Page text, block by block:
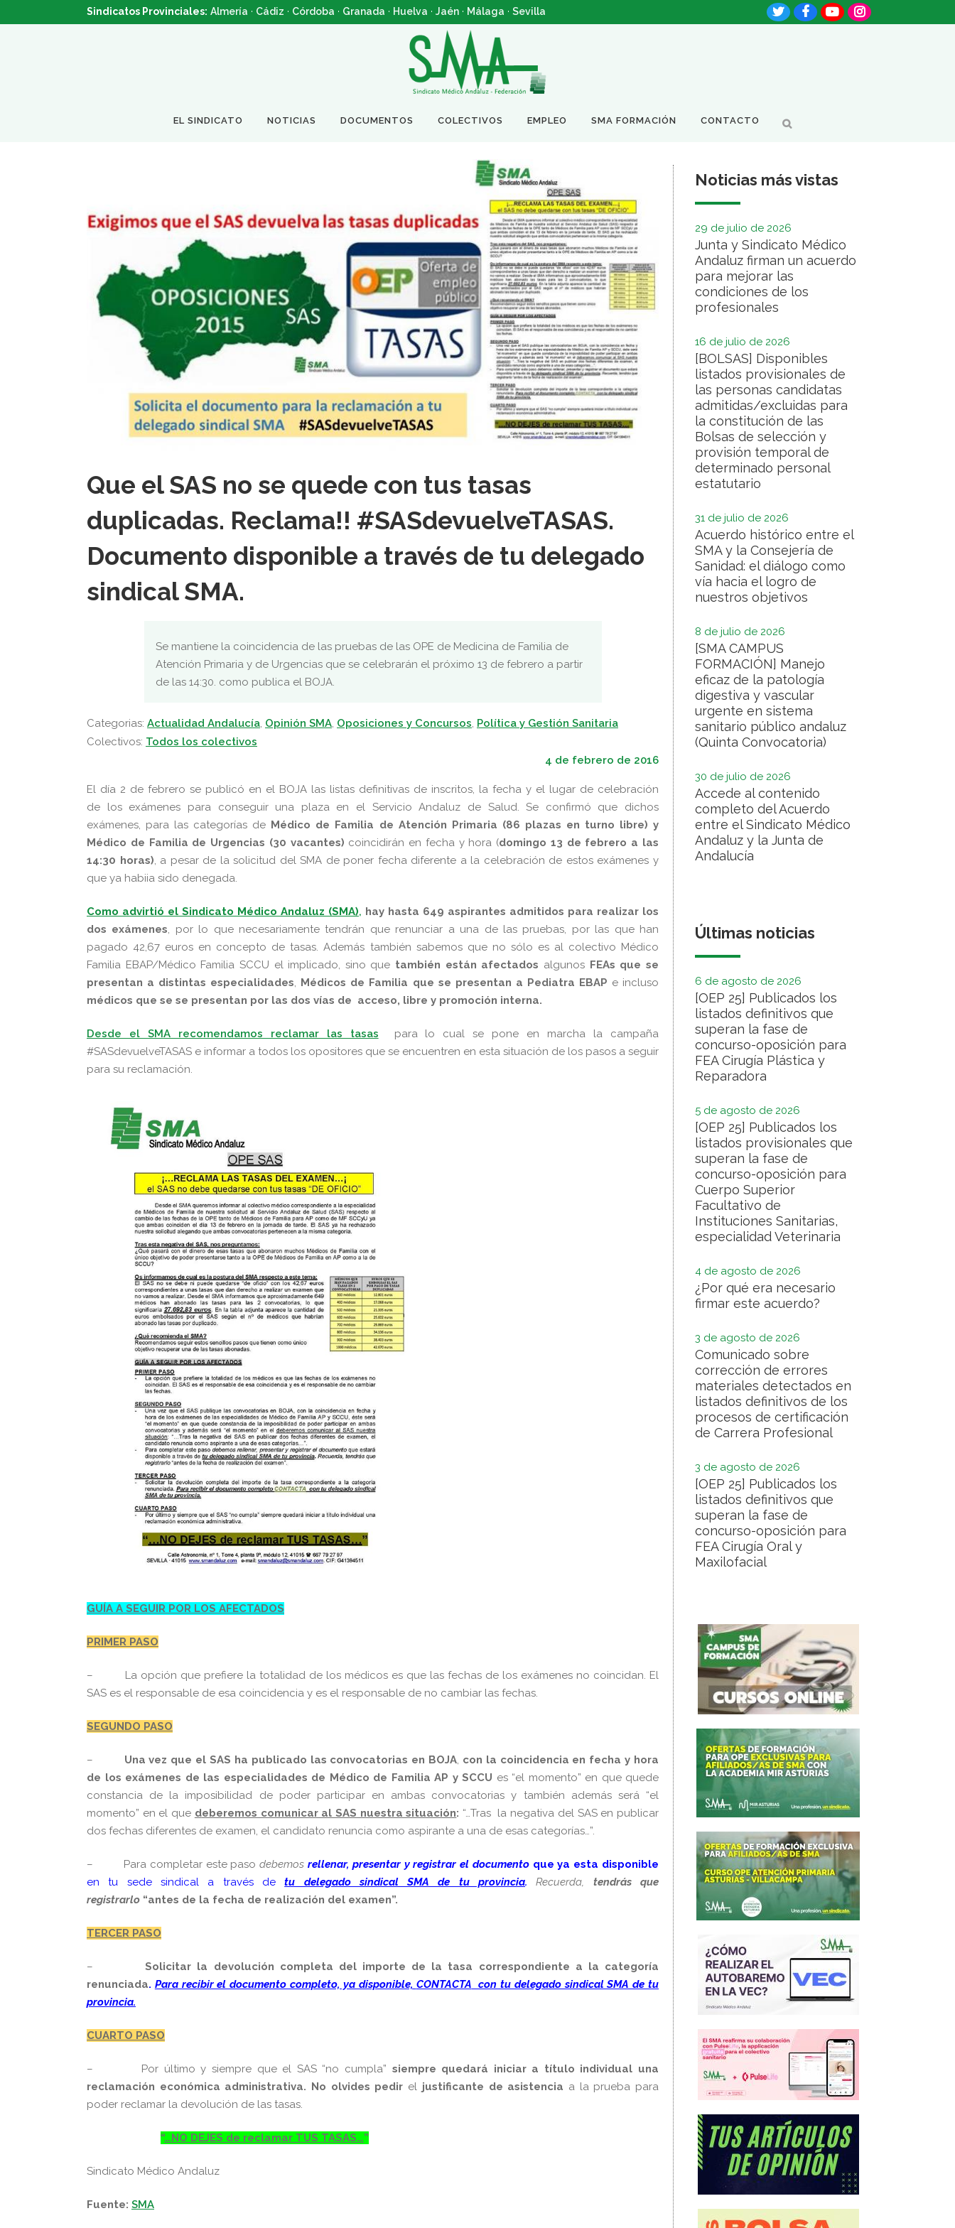
Sindicatos Provinciales: Almería · Cádiz · Córdoba · Granada · Huelva · Jaén · Málaga · Sevilla
EL SINDICATO NOTICIAS DOCUMENTOS COLECTIVOS EMPLEO SMA FORMACIÓN CONTACTO
Que el SAS no se quede con tus tasas
duplicadas. Reclama!! #SASdevuelveTASAS.
Documento disponible a través de tu delegado
sindical SMA.
Se mantiene la coincidencia de las pruebas de las OPE de Medicina de Familia de
Atención Primaria y de Urgencias que se celebrarán el próximo 13 de febrero a partir
de las 14:30. como publica el BOJA.
Categorias: Actualidad Andalucía Opinión SMA Oposiciones y Concursos Política y Gestión Sanitaria
Colectivos: Todos los colectivos
4 de febrero de 2016
El día 2 de febrero se publicó en el BOJA las listas definitivas de inscritos, la fecha y el lugar de celebración
de los exámenes para conseguir una plaza en el Servicio Andaluz de Salud. Se confirmó que dichos
exámenes, para las categorías de Médico de Familia de Atención Primaria (86 plazas en turno libre) y
Médico de Familia de Urgencias (30 vacantes) coincidirán en fecha y hora (domingo 13 de febrero a las
14:30 horas) , a pesar de la solicitud del SMA de poner fecha diferente a la celebración de estos exámenes y
que ya habiia sido denegada.
Como advirtió el Sindicato Médico Andaluz (SMA), hay hasta 649 aspirantes admitidos para realizar los
dos exámenes , por lo que necesariamente tendrán que renunciar a una de las pruebas, por las que han
pagado 42,67 euros en concepto de tasas. Además también sabemos que no sólo es al colectivo Médico
Familia EBAP/Médico Familia SCCU el implicado, sino que también están afectados algunos FEAs que se
presentan a distintas especialidades
Médicos de Familia que se presentan a Pediatra EBAP e incluso
médicos que se se presentan por las dos vías de acceso, libre y promoción interna.
Desde el SMA recomendamos reclamar las tasas para lo cual se pone en marcha la campaña
#SASdevuelveTASAS e informar a todos los opositores que se encuentren en esta situación de los pasos a seguir
para su reclamación.
GUÍA A SEGUIR POR LOS AFECTADOS
PRIMER PASO
–
La opción que prefiere la totalidad de los médicos es que las fechas de los exámenes no coincidan. El
SAS es el responsable de esa coincidencia y es el responsable de no cambiar las fechas.
SEGUNDO PASO
– Una vez que el SAS ha publicado las convocatorias en BOJA, con la coincidencia en fecha y hora
de los exámenes de las especialidades de Médico de Familia AP y SCCU es “el momento” en que quede
constancia de la imposibilidad de poder participar en ambas convocatorias y también además será “el
momento” en el que deberemos comunicar al SAS nuestra situación: “…Tras la negativa del SAS en publicar
dos fechas diferentes de examen, el candidato renuncia como aspirante a una de esas categorías…”.
– Para completar este pasodebemos rellenar, presentar y registrar el documento que ya esta disponible
en tu sede sindical a través detu delegado sindical SMA de tu provincia. Recuerda, tendrás que
registrarlo “antes de la fecha de realización del examen”.
TERCER PASO
–
Solicitar la devolución completa del importe de la tasa correspondiente a la categoría
renunciada. Para recibir el documento completo, ya disponible, CONTACTA con tu delegado sindical SMA de tu
provincia.
CUARTO PASO
– Por último y siempre que el SAS “no cumpla” siempre quedará iniciar a título individual una
reclamación económica administrativa. No olvides pedir el justificante de asistencia a la prueba para
poder reclamar la devolución de las tasas.
“…NO DEJES de reclamar TUS TASAS…”
Sindicato Médico Andaluz
Fuente: SMA
Noticias más vistas
29 de julio de 2026
Junta y Sindicato Médico
Andaluz firman un acuerdo
para mejorar las
condiciones de los
profesionales
16 de julio de 2026
[BOLSAS] Disponibles
listados provisionales de
las personas candidatas
admitidas/excluidas para
la constitución de las
Bolsas de selección y
provisión temporal de
determinado personal
estatutario
31 de julio de 2026
Acuerdo histórico entre el
SMA y la Consejería de
Sanidad: el diálogo como
vía hacia el logro de
nuestros objetivos
8 de julio de 2026
[SMA CAMPUS
FORMACIÓN] Manejo
eficaz de la patología
digestiva y vascular
urgente en sistema
sanitario público andaluz
(Quinta Convocatoria)
30 de julio de 2026
Accede al contenido
completo del Acuerdo
entre el Sindicato Médico
Andaluz y la Junta de
Andalucía
Últimas noticias
6 de agosto de 2026
[OEP 25] Publicados los
listados definitivos que
superan la fase de
concurso-oposición para
FEA Cirugía Plástica y
Reparadora
5 de agosto de 2026
[OEP 25] Publicados los
listados provisionales que
superan la fase de
concurso-oposición para
Cuerpo Superior
Facultativo de
Instituciones Sanitarias,
especialidad Veterinaria
4 de agosto de 2026
¿Por qué era necesario
firmar este acuerdo?
3 de agosto de 2026
Comunicado sobre
corrección de errores
materiales detectados en
listados definitivos de los
procesos de certificación
de Carrera Profesional
3 de agosto de 2026
[OEP 25] Publicados los
listados definitivos que
superan la fase de
concurso-oposición para
FEA Cirugía Oral y
Maxilofacial